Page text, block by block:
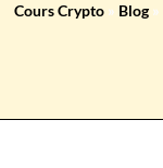
Cours Crypto » Blog »